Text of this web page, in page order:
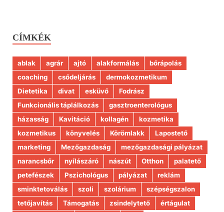
CÍMKÉK
ablak agrár ajtó alakformálás
bőrápolás
coaching
csődeljárás
dermokozmetikum
Dietetika
divat esküvő
Fodrász
Funkcionális táplálkozás
gasztroenterológus
házasság
Kavitáció kollagén
kozmetika
kozmetikus
könyvelés Körömlakk
Lapostető
marketing
Mezőgazdaság
mezőgazdasági pályázat
narancsbőr
nyílászáró nászút Otthon
palatető
petefészek
Pszichológus pályázat
reklám
sminktetoválás
szoli szolárium
szépségszalon
tetőjavítás
Támogatás zsindelytető
értágulat